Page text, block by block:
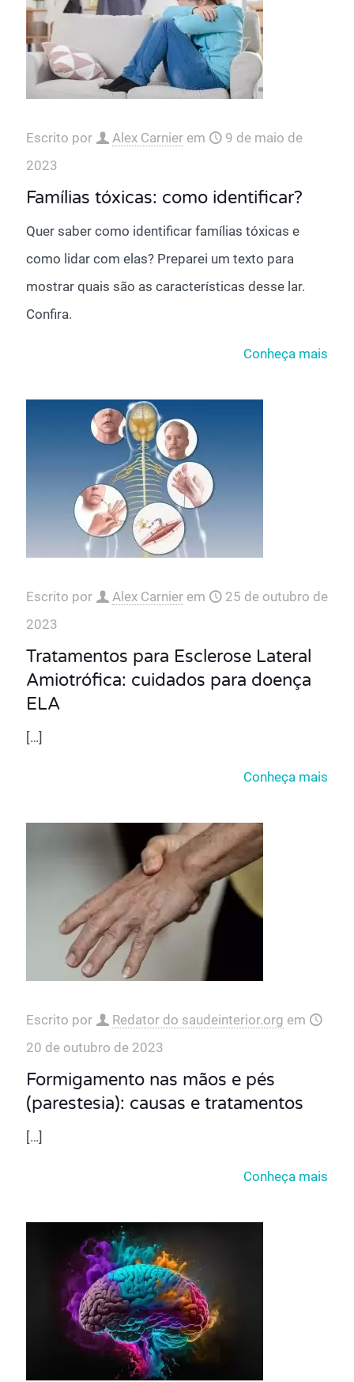
Escrito por Alex Carnier em
9 de maio de
2023
Famílias tóxicas: como identificar?
Quer saber como identificar famílias tóxicas e
como lidar com elas? Preparei um texto para
mostrar quais são as características desse lar.
Confira.
Conheça mais
Escrito por Alex Carnier em
25 de outubro de
2023
Tratamentos para Esclerose Lateral
Amiotrófica: cuidados para doença
ELA
[…]
Conheça mais
Escrito por Redator do saudeinterior.org em
20 de outubro de 2023
Formigamento nas mãos e pés
(parestesia): causas e tratamentos
[…]
Conheça mais